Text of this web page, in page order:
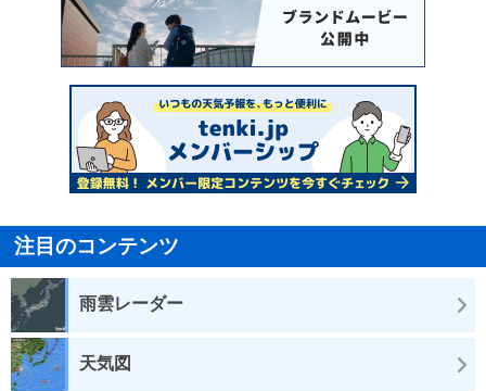
注目のコンテンツ
雨雲レーダー
天気図